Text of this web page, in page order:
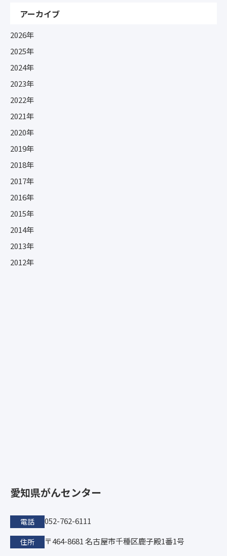
アーカイブ
2026年
2025年
2024年
2023年
2022年
2021年
2020年
2019年
2018年
2017年
2016年
2015年
2014年
2013年
2012年
愛知県がんセンター
電話 052-762-6111
住所 〒464-8681 名古屋市千種区鹿子殿1番1号